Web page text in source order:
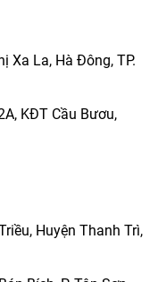
Xa La, Hà Đông, TP.
KĐT Cầu Bươu,
Huyện Thanh Trì,